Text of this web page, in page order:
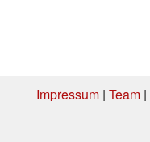
Impressum| Team|